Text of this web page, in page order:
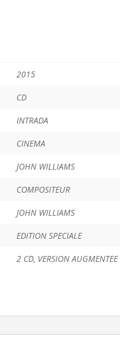
2015
CD
INTRADA
CINEMA
JOHN WILLIAMS
COMPOSITEUR
JOHN WILLIAMS
EDITION SPECIALE
2 CD, VERSION AUGMENTEE